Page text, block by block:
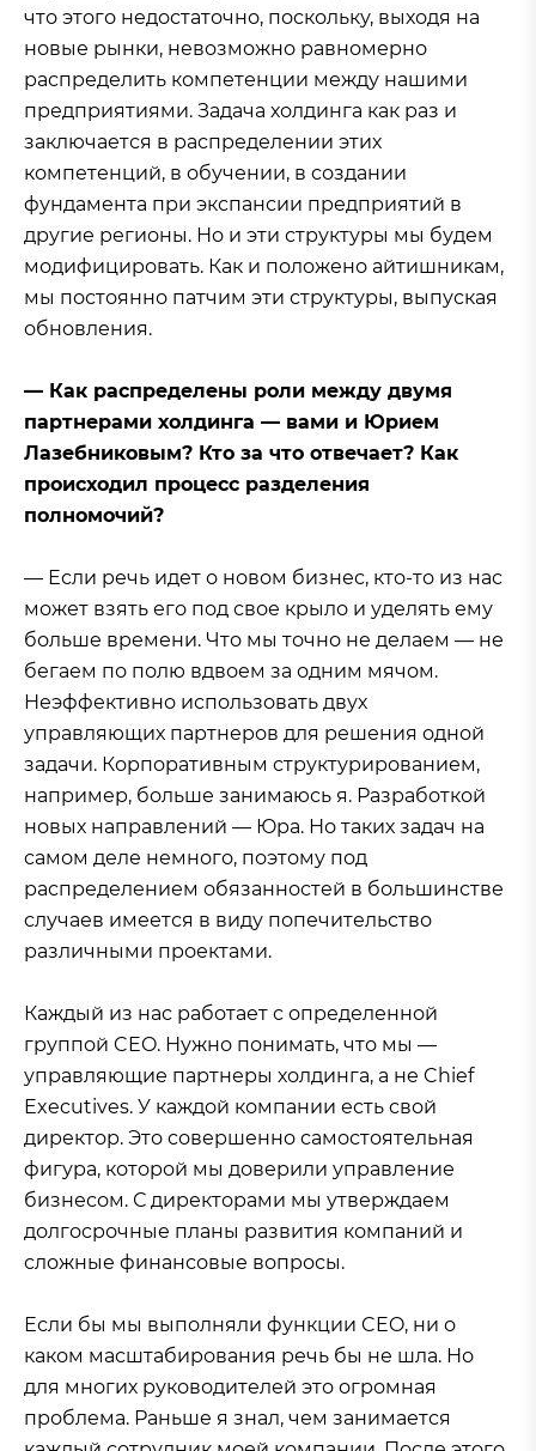
что этого недостаточно, поскольку, выходя на
новые рынки, невозможно равномерно
распределить компетенции между нашими
предприятиями. Задача холдинга как раз и
заключается в распределении этих
компетенций, в обучении, в создании
фундамента при экспансии предприятий в
другие регионы. Но и эти структуры мы будем
модифицировать. Как и положено айтишникам,
мы постоянно патчим эти структуры, выпуская
обновления.
— Как распределены роли между двумя
партнерами холдинга — вами и Юрием
Лазебниковым? Кто за что отвечает? Как
происходил процесс разделения
полномочий?
— Если речь идет о новом бизнес, кто-то из нас
может взять его под свое крыло и уделять ему
больше времени. Что мы точно не делаем — не
бегаем по полю вдвоем за одним мячом.
Неэффективно использовать двух
управляющих партнеров для решения одной
задачи. Корпоративным структурированием,
например, больше занимаюсь я. Разработкой
новых направлений — Юра. Но таких задач на
самом деле немного, поэтому под
распределением обязанностей в большинстве
случаев имеется в виду попечительство
различными проектами.
Каждый из нас работает с определенной
группой CEO. Нужно понимать, что мы —
управляющие партнеры холдинга, а не Chief
Executives. У каждой компании есть свой
директор. Это совершенно самостоятельная
фигура, которой мы доверили управление
бизнесом. С директорами мы утверждаем
долгосрочные планы развития компаний и
сложные финансовые вопросы.
Если бы мы выполняли функции CEO, ни о
каком масштабирования речь бы не шла. Но
для многих руководителей это огромная
проблема. Раньше я знал, чем занимается